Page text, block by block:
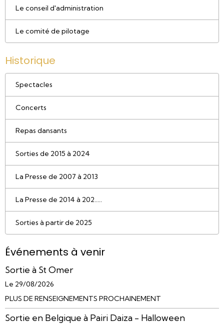
Le conseil d'administration
Le comité de pilotage
Historique
Spectacles
Concerts
Repas dansants
Sorties de 2015 à 2024
La Presse de 2007 à 2013
La Presse de 2014 à 202.....
Sorties à partir de 2025
Événements à venir
Sortie à St Omer
Le 29/08/2026
PLUS DE RENSEIGNEMENTS PROCHAINEMENT
Sortie en Belgique à Pairi Daiza - Halloween